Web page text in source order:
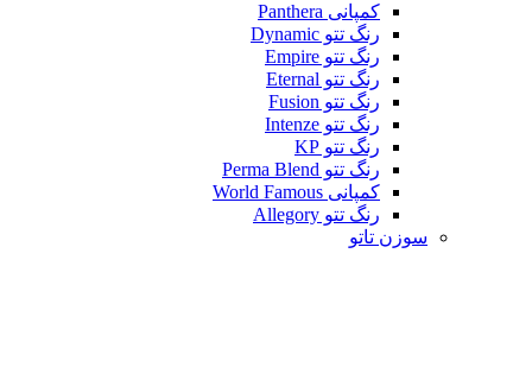
کمپانی Panthera
رنگ تتو Dynamic
رنگ تتو Empire
رنگ تتو Eternal
رنگ تتو Fusion
رنگ تتو Intenze
رنگ تتو KP
رنگ تتو Perma Blend
کمپانی World Famous
رنگ تتو Allegory
سوزن تاتو